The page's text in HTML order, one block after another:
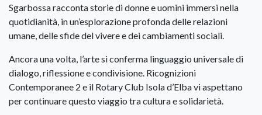
Sgarbossa racconta storie di donne e uomini immersi nella
quotidianità, in un’esplorazione profonda delle relazioni
umane, delle sfide del vivere e dei cambiamenti sociali.
Ancora una volta, l’arte si conferma linguaggio universale di
dialogo, riflessione e condivisione. Ricognizioni
Contemporanee 2 e il Rotary Club Isola d’Elba vi aspettano
per continuare questo viaggio tra cultura e solidarietà.